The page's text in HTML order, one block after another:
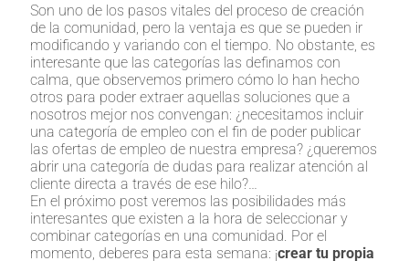
Son uno de los pasos vitales del proceso de creación
de la comunidad, pero la ventaja es que se pueden ir
modificando y variando con el tiempo. No obstante, es
interesante que las categorías las definamos con
calma, que observemos primero cómo lo han hecho
otros para poder extraer aquellas soluciones que a
nosotros mejor nos convengan: ¿necesitamos incluir
una categoría de empleo con el fin de poder publicar
las ofertas de empleo de nuestra empresa? ¿queremos
abrir una categoría de dudas para realizar atención al
cliente directa a través de ese hilo?…
En el próximo post veremos las posibilidades más
interesantes que existen a la hora de seleccionar y
combinar categorías en una comunidad. Por el
momento, deberes para esta semana: ¡crear tu propia